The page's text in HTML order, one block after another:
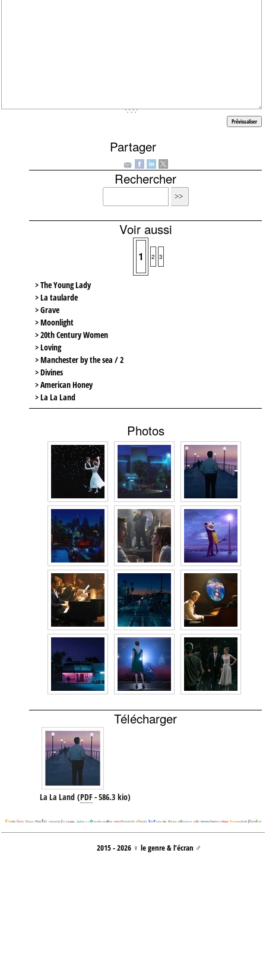
Partager
Rechercher
Voir aussi
1 2 3
> The Young Lady
> La taularde
> Grave
> Moonlight
> 20th Century Women
> Loving
> Manchester by the sea / 2
> Divines
> American Honey
> La La Land
Photos
Télécharger
La La Land (PDF-586.3 kio)
2015 - 2026 ♀ le genre & l’écran ♂